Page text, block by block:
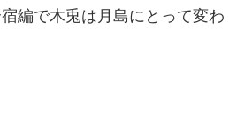
編で木兎は月島にとって変わ